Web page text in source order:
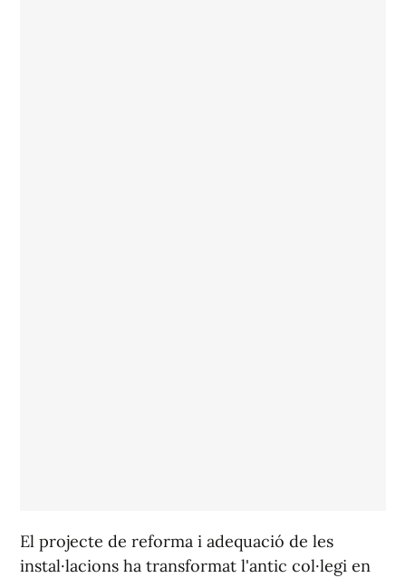
El projecte de reforma i adequació de les
instal·lacions ha transformat l'antic col·legi en